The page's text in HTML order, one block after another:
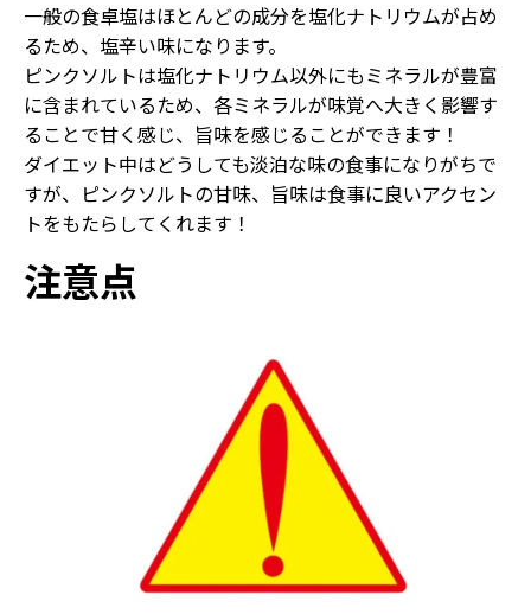
一般の食卓塩はほとんどの成分を塩化ナトリウムが占め
るため、塩辛い味になります。
ピンクソルトは塩化ナトリウム以外にもミネラルが豊富
に含まれているため、各ミネラルが味覚へ大きく影響す
ることで甘く感じ、旨味を感じることができます！
ダイエット中はどうしても淡泊な味の食事になりがちで
すが、ピンクソルトの甘味、旨味は食事に良いアクセン
トをもたらしてくれます！
注意点